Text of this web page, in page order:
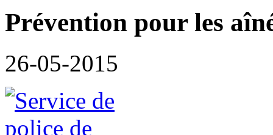
Prévention pour les
26-05-2015